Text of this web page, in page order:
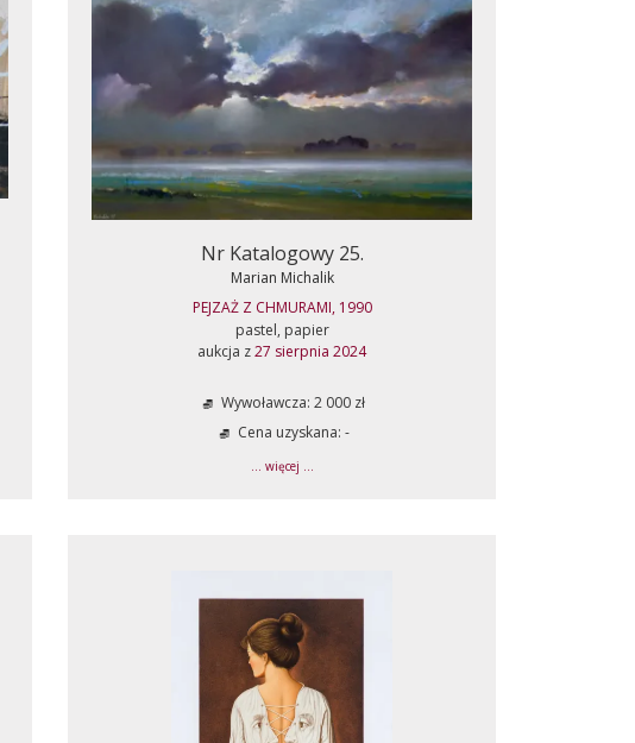
Nr Katalogowy 25.
Marian Michalik
PEJZAŻ Z CHMURAMI, 1990
pastel, papier
aukcja z27 sierpnia 2024
Wywoławcza: 2 000 zł
Cena uzyskana: -
... więcej ...